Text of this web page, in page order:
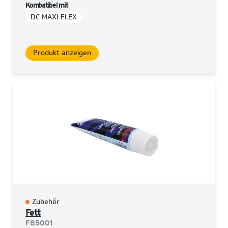
Kombatibel mit
DC MAXI FLEX
Produkt anzeigen
Zubehör
Fett
F85001